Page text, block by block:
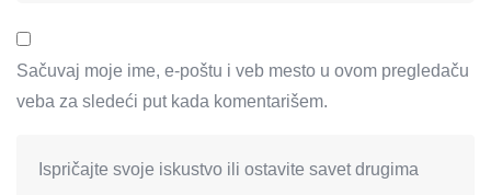
Sačuvaj moje ime, e-poštu i veb mesto u ovom pregledaču
veba za sledeći put kada komentarišem.